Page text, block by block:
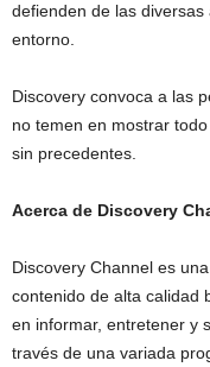
defienden de las
entorno.
Discovery convoca a las
no temen en mostrar
sin precedentes.
Acerca de Discovery
Discovery Channel es
contenido de alta calidad
en informar, entretener y
través de una variada